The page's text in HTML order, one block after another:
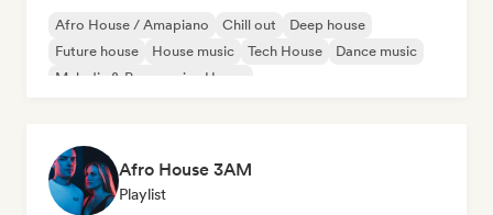
Afro House / Amapiano Chill out
Deep house
Future house
House music Tech House
Dance music
Melodic & Progressive House
Afro House 3AM
Playlist